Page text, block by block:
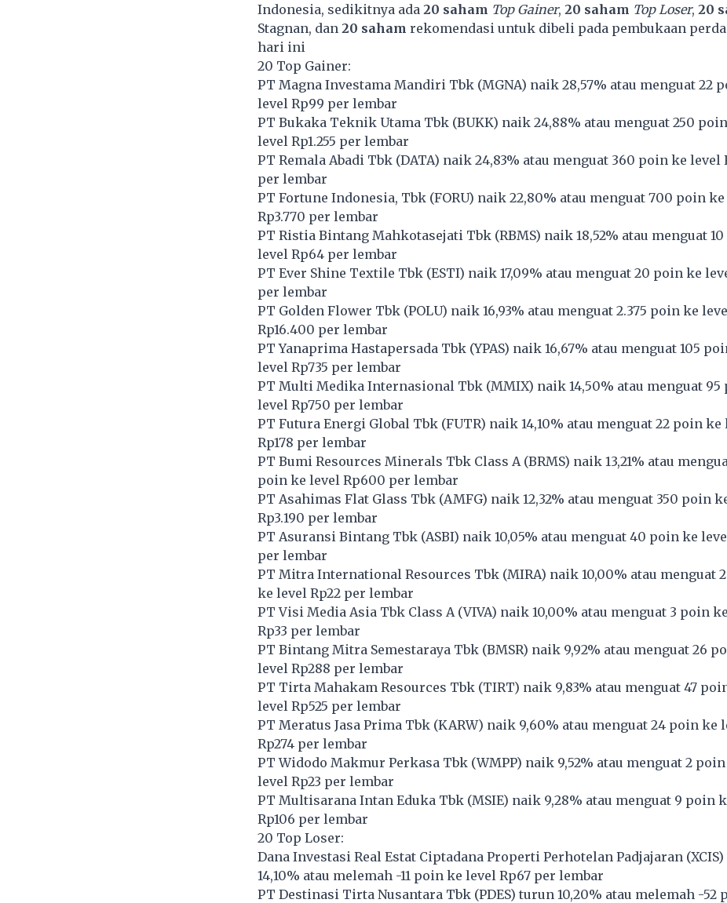
Indonesia, sedikitnya ada 20 saham Top Gainer, 20 saham Top Loser, 20
Stagnan, dan 20 saham rekomendasi untuk dibeli pada pembukaan
hari ini
20 Top Gainer:
PT Magna Investama Mandiri Tbk (MGNA) naik 28,57% atau menguat 22
level Rp99 per lembar
PT Bukaka Teknik Utama Tbk (BUKK) naik 24,88% atau menguat 250
level Rp1.255 per lembar
PT Remala Abadi Tbk (DATA) naik 24,83% atau menguat 360 poin ke level
per lembar
PT Fortune Indonesia, Tbk (FORU) naik 22,80% atau menguat 700 poin ke
Rp3.770 per lembar
PT Ristia Bintang Mahkotasejati Tbk (RBMS) naik 18,52% atau menguat
level Rp64 per lembar
PT Ever Shine Textile Tbk (ESTI) naik 17,09% atau menguat 20 poin ke
per lembar
PT Golden Flower Tbk (POLU) naik 16,93% atau menguat 2.375 poin ke
Rp16.400 per lembar
PT Yanaprima Hastapersada Tbk (YPAS) naik 16,67% atau menguat 105
level Rp735 per lembar
PT Multi Medika Internasional Tbk (MMIX) naik 14,50% atau menguat 95
level Rp750 per lembar
PT Futura Energi Global Tbk (FUTR) naik 14,10% atau menguat 22 poin ke
Rp178 per lembar
PT Bumi Resources Minerals Tbk Class A (BRMS) naik 13,21% atau
poin ke level Rp600 per lembar
PT Asahimas Flat Glass Tbk (AMFG) naik 12,32% atau menguat 350 poin
Rp3.190 per lembar
PT Asuransi Bintang Tbk (ASBI) naik 10,05% atau menguat 40 poin ke
per lembar
PT Mitra International Resources Tbk (MIRA) naik 10,00% atau menguat
ke level Rp22 per lembar
PT Visi Media Asia Tbk Class A (VIVA) naik 10,00% atau menguat 3 poin
Rp33 per lembar
PT Bintang Mitra Semestaraya Tbk (BMSR) naik 9,92% atau menguat 26
level Rp288 per lembar
PT Tirta Mahakam Resources Tbk (TIRT) naik 9,83% atau menguat 47
level Rp525 per lembar
PT Meratus Jasa Prima Tbk (KARW) naik 9,60% atau menguat 24 poin ke
Rp274 per lembar
PT Widodo Makmur Perkasa Tbk (WMPP) naik 9,52% atau menguat 2
level Rp23 per lembar
PT Multisarana Intan Eduka Tbk (MSIE) naik 9,28% atau menguat 9 poin
Rp106 per lembar
20 Top Loser:
Dana Investasi Real Estat Ciptadana Properti Perhotelan Padjajaran (XCIS)
14,10% atau melemah -11 poin ke level Rp67 per lembar
PT Destinasi Tirta Nusantara Tbk (PDES) turun 10,20% atau melemah -52